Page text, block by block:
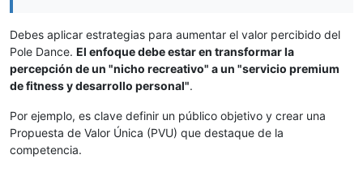
Debes aplicar estrategias para aumentar el valor percibido del
Pole Dance. El enfoque debe estar en transformar la
percepción de un "nicho recreativo" a un "servicio premium
de fitness y desarrollo personal".
Por ejemplo, es clave definir un público objetivo y crear una
Propuesta de Valor Única (PVU) que destaque de la
competencia.